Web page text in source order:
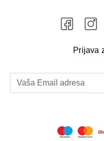
Prijava